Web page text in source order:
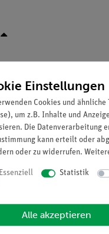
Druckaufnehmer
mbar (hPa), 810
gasart-unabhängige
(0,75 Torr) ±1 digit
115 x 115 x 66 mm
Einstellungen
Cookies und
um z.B. Inhalte und
Die Datenverarbeitung
kann erteilt oder
oder zu widerrufen.
Essenziell Statistik
Alle akzeptieren